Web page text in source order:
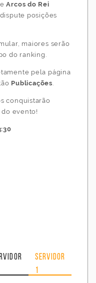
Arcos do Rei
posições
maiores serão
do ranking.
pela página
Publicações.
conquistarão
evento!
Servidor
1